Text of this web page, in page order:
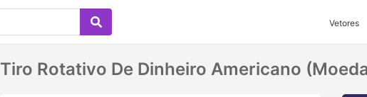
Vetores
Tiro Rotativo De Dinheiro Americano